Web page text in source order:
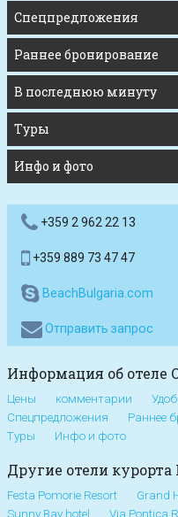
Спецпредложения
Раннее бронирование
В последнюю минуту
Туры
Инфо и фото
+359 2 962 22 13
+359 889 73 47 47
BeachBulgaria.com
Отправить запрос
Информация об отеле
Цены комментарии
Спецпредложения
Раннее
Туры
Инфо и фото
Другие отели
Festa Pomorie Resort Grand
Sunny Bay hotel
Via Pontica